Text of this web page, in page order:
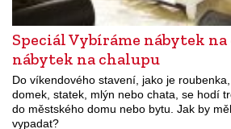
Speciál Vybíráme nábytek
nábytek na chalupu
Do víkendového stavení, jako je
domek, statek, mlýn nebo chata, se hodí
do městského domu nebo bytu. Jak by
vypadat?